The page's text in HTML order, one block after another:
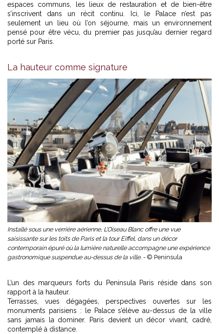
espaces communs, les lieux de restauration et de bien-être
s’inscrivent dans un récit continu. Ici, le Palace n’est pas
seulement un lieu où l’on séjourne, mais un environnement
pensé pour être vécu, du premier pas jusqu’au dernier regard
porté sur Paris.
La hauteur comme signature
Installé sous une verrière aérienne, L’Oiseau Blanc offre une vue
saisissante sur les toits de Paris et la tour Eiffel, dans un décor
contemporain épuré où la lumière naturelle accompagne une expérience
gastronomique suspendue au-dessus de la ville. - © Peninsula
L’un des marqueurs forts du Peninsula Paris réside dans son
rapport à la hauteur.
Terrasses, vues dégagées, perspectives ouvertes sur les
monuments parisiens : le Palace s’élève au-dessus de la ville
sans jamais la dominer. Paris devient un décor vivant, cadré,
contemplé à distance.